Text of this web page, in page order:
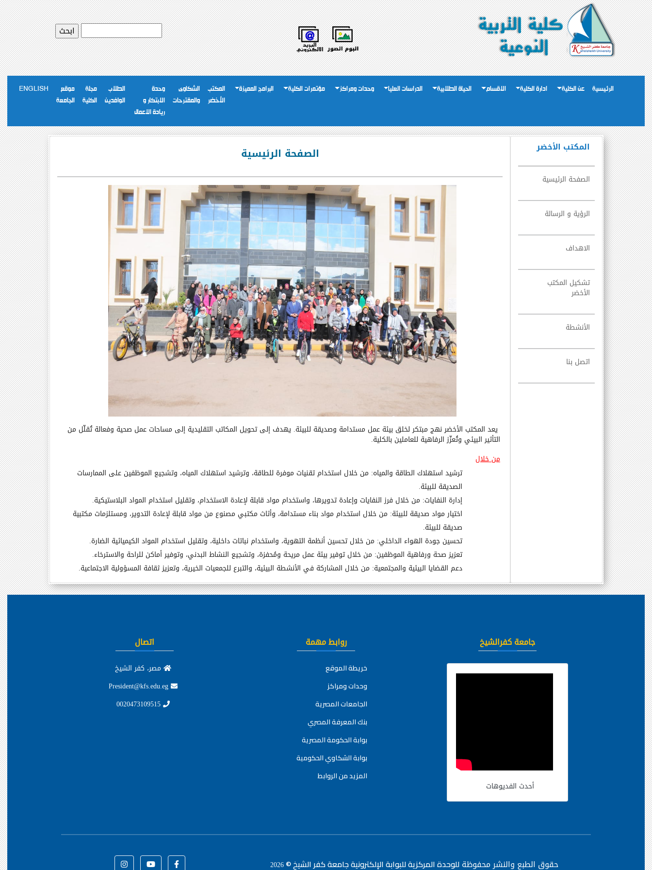
الرئيسية عن الكلية ادارة الكلية الاقسام الحياة الطلابية الدراسات العليا وحدات ومراكز مؤتمرات الكلية البرامج المميزة
المكتب
الأخضر
الشكاوى
والمقترحات
وحدة
الابتكار و
ريادة الاعمال
الطلاب
الوافدين
مجلة
الكلية
موقع
الجامعة
ENGLISH
المكتب الأخضر
الصفحة الرئيسية
الرؤية و الرسالة
الاهداف
تشكيل المكتب
الأخضر
الأنشطة
اتصل بنا
الصفحة الرئيسية
يعد المكتب الأخضرنهج مبتكر لخلق بيئة عمل مستدامة وصديقة للبيئة. يهدف إلى تحويل المكاتب التقليدية إلى مساحات عمل صحية وفعالة تُقلّل من
التأثير البيئي وتُعزّز الرفاهية للعاملين بالكلية.
من خلال
ترشيد استهلاك الطاقة والمياه: من خلال استخدام تقنيات موفرة للطاقة، وترشيد استهلاك المياه، وتشجيع الموظفين على الممارسات
الصديقة للبيئة.
إدارة النفايات: من خلال فرز النفايات وإعادة تدويرها، واستخدام مواد قابلة لإعادة الاستخدام، وتقليل استخدام المواد البلاستيكية.
اختيار مواد صديقة للبيئة: من خلال استخدام مواد بناء مستدامة، وأثاث مكتبي مصنوع من مواد قابلة لإعادة التدوير، ومستلزمات مكتبية
صديقة للبيئة.
تحسين جودة الهواء الداخلي: من خلال تحسين أنظمة التهوية، واستخدام نباتات داخلية، وتقليل استخدام المواد الكيميائية الضارة.
تعزيز صحة ورفاهية الموظفين: من خلال توفير بيئة عمل مريحة ومُحفزة، وتشجيع النشاط البدني، وتوفير أماكن للراحة والاسترخاء.
دعم القضايا البيئية والمجتمعية: من خلال المشاركة في الأنشطة البيئية، والتبرع للجمعيات الخيرية، وتعزيز ثقافة المسؤولية الاجتماعية.
جامعة كفرالشيخ
أحدث الفديوهات
روابط مهمة
خريطة الموقع
وحدات ومراكز
الجامعات المصرية
بنك المعرفة المصري
بوابة الحكومة المصرية
بوابة الشكاوي الحكومية
المزيد من الروابط
اتصال
مصر، كفر الشيخ
حقوق الطبع والنشر محفوظةللوحدة المركزية للبوابة الإلكترونية جامعة كفر الشيخ ©2026